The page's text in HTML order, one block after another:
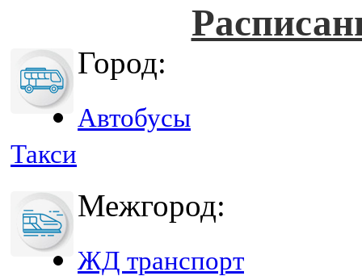
Город:
Автобусы
Такси
Межгород:
ЖД транспорт